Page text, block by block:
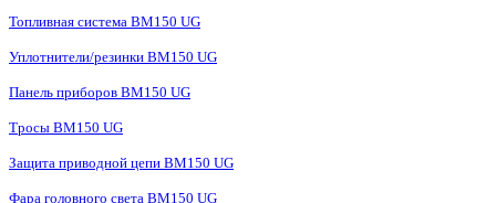
Топливная система BM150 UG
Уплотнители/резинки BM150 UG
Панель приборов BM150 UG
Тросы BM150 UG
Защита приводной цепи BM150 UG
Фара головного света BM150 UG